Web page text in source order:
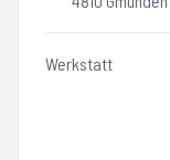
Werkstatt